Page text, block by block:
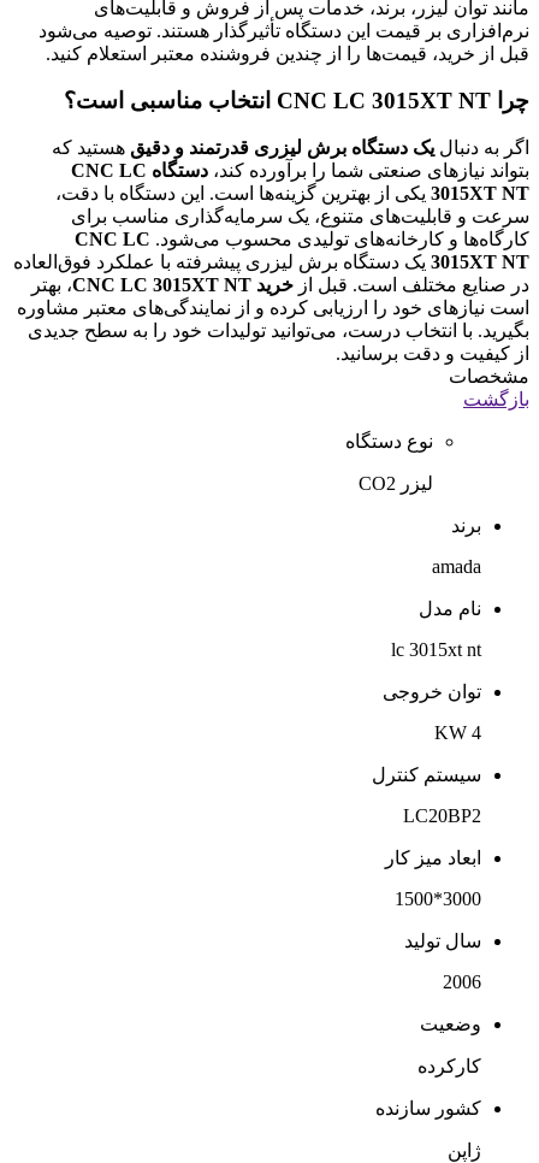
مانند توان لیزر، برند، خدمات پس از فروش و قابلیت‌های
نرم‌افزاری بر قیمت این دستگاه تأثیرگذار هستند. توصیه می‌شود
قبل از خرید، قیمت‌ها را از چندین فروشنده معتبر استعلام کنید.
چرا CNC LC 3015XT NT انتخاب مناسبی است؟
اگر به دنبال یک دستگاه برش لیزری قدرتمند و دقیق هستید که
بتواند نیازهای صنعتی شما را برآورده کند،
دستگاه CNC LC
3015XT NT یکی از بهترین گزینه‌ها است. این دستگاه با دقت،
سرعت و قابلیت‌های متنوع، یک سرمایه‌گذاری مناسب برای
کارگاه‌ها و کارخانه‌های تولیدی محسوب می‌شود. CNC LC
3015XT NT یک دستگاه برش لیزری پیشرفته با عملکرد فوق‌العاده
در صنایع مختلف است. قبل از خرید CNC LC 3015XT NT
، بهتر
است نیازهای خود را ارزیابی کرده و از نمایندگی‌های معتبر مشاوره
بگیرید. با انتخاب درست، می‌توانید تولیدات خود را به سطح جدیدی
از کیفیت و دقت برسانید.
مشخصات
بازگشت
نوع دستگاه
لیزر CO2
برند
amada
نام مدل
lc 3015xt nt
توان خروجی
4 KW
سیستم کنترل
LC20BP2
ابعاد میز کار
3000*1500
سال تولید
2006
وضعیت
کارکرده
کشور سازنده
ژاپن